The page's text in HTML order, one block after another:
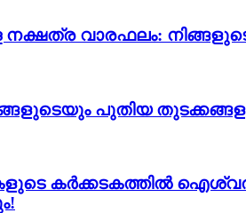
നക്ഷത്ര വാരഫലം:
പുതിയ
കർക്കടകത്തിൽ